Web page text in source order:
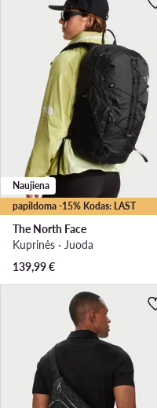
papildoma -15% Kodas: LAST
Naujiena
The North Face
Kuprinės · Juoda
139,99€